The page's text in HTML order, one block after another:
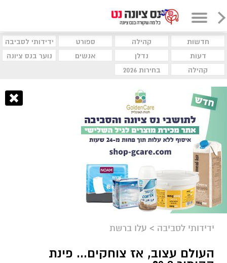
חדשות קהילה ספורט
ידידותי לסביבה
דעות
נדלן אנשים
נוער בנס ציונה
קהילה
בחירות 2026
ידידותי לסביבה > עלו ברשת
העולם עצוב, אז צוחקים... פינת